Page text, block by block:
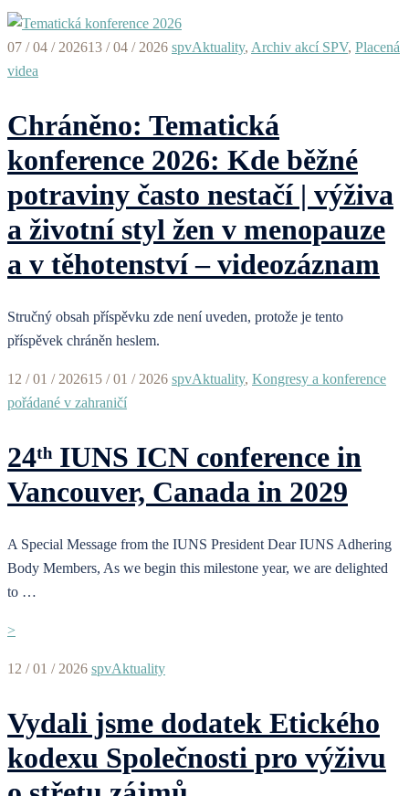
07 / 04 / 202613 / 04 / 2026 spvAktuality, Archiv akcí SPV, Placená
videa
Chráněno: Tematická
konference 2026: Kde běžné
potraviny často nestačí | výživa
a životní styl žen v menopauze
a v těhotenství – videozáznam
Stručný obsah příspěvku zde není uveden, protože je tento
příspěvek chráněn heslem.
12 / 01 / 202615 / 01 / 2026 spvAktuality, Kongresy a konference
pořádané v zahraničí
24ᵗʰ IUNS ICN conference in
Vancouver, Canada in 2029
A Special Message from the IUNS President Dear IUNS Adhering
Body Members, As we begin this milestone year, we are delighted
to …
>
12 / 01 / 2026 spvAktuality
Vydali jsme dodatek Etického
kodexu Společnosti pro výživu